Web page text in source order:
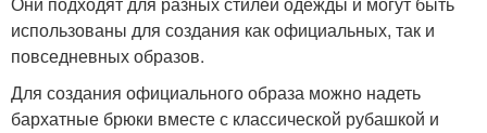
использованы для создания как официальных, так и
повседневных образов.
Для создания официального образа можно надеть
бархатные брюки вместе с классической рубашкой и